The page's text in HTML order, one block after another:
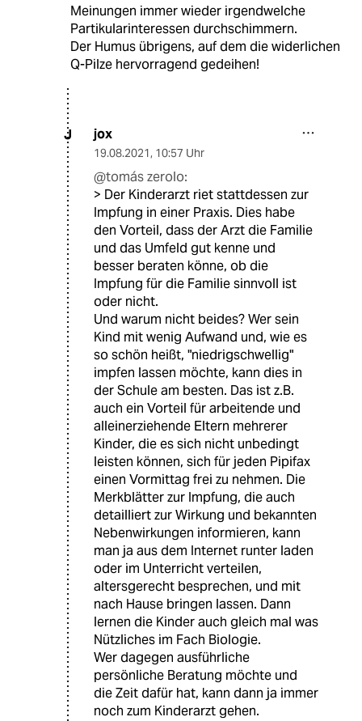
Meinungen immer wieder irgendwelche
Partikularinteressen durchschimmern.
Der Humus übrigens, auf dem die widerlichen
Q-Pilze hervorragend gedeihen!
J jox
19.08.2021, 10:57 Uhr
@tomás zerolo:
> Der Kinderarzt riet stattdessen zur
Impfung in einer Praxis. Dies habe
den Vorteil, dass der Arzt die Familie
und das Umfeld gut kenne und
besser beraten könne, ob die
Impfung für die Familie sinnvoll ist
oder nicht.
Und warum nicht beides? Wer sein
Kind mit wenig Aufwand und, wie es
so schön heißt, "niedrigschwellig"
impfen lassen möchte, kann dies in
der Schule am besten. Das ist z.B.
auch ein Vorteil für arbeitende und
alleinerziehende Eltern mehrerer
Kinder, die es sich nicht unbedingt
leisten können, sich für jeden Pipifax
einen Vormittag frei zu nehmen. Die
Merkblätter zur Impfung, die auch
detailliert zur Wirkung und bekannten
Nebenwirkungen informieren, kann
man ja aus dem Internet runter laden
oder im Unterricht verteilen,
altersgerecht besprechen, und mit
nach Hause bringen lassen. Dann
lernen die Kinder auch gleich mal was
Nützliches im Fach Biologie.
Wer dagegen ausführliche
persönliche Beratung möchte und
die Zeit dafür hat, kann dann ja immer
noch zum Kinderarzt gehen.